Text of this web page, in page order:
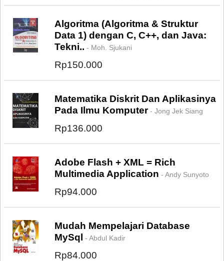
Algoritma (Algoritma & Struktur
Data 1) dengan C, C++, dan Java:
Tekni.. - Moh. Sjukani
Rp150.000
Matematika Diskrit Dan Aplikasinya
Pada Ilmu Komputer- Jong Jek Siang
Rp136.000
Adobe Flash + XML = Rich
Multimedia Application - Andy Sunyoto
Rp94.000
Mudah Mempelajari Database
MySql
- Abdul Kadir
Rp84.000